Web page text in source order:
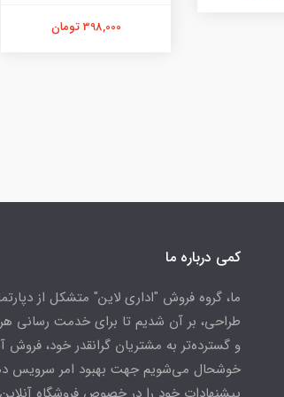
398,000 تومان
کمی درباره ما
ما، گروه فروش "اداری لاین" متشکل از
طراحی، بر آن شدیم تا برای خدمت رسانی
و گسترده‌تر به مشتریان گرانقدر خود، فروش
خوشحال می‌شویم جهت بهبود امر سرویس